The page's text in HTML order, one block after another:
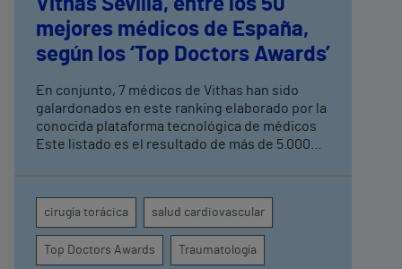
Vithas Sevilla, entre los 50
mejores médicos de España,
según los ‘Top Doctors Awards’
En conjunto, 7 médicos de Vithas han sido
galardonados en este ranking elaborado por la
conocida plataforma tecnológica de médicos
Este listado es el resultado de más de 5.000
clínicas, investigación, divulgación y formación
cirugía torácica salud cardiovascular
Top Doctors Awards Traumatología